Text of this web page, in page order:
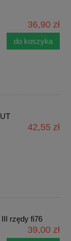
36,90 zł
do koszyka
42,55 zł
rzędy fi76
39,00 zł